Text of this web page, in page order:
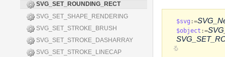
SVG_SET_ROUNDING_RECT
SVG_SET_SHAPE_RENDERING
SVG_SET_STROKE_BRUSH
SVG_SET_STROKE_DASHARRAY
SVG_SET_STROKE_LINECAP
$svg :=
$object :=
る